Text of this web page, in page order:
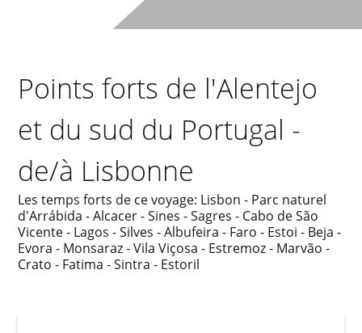
Points forts de l'Alentejo
et du sud du Portugal -
de/à Lisbonne
Les temps forts de ce voyage: Lisbon - Parc naturel
d'Arrábida - Alcacer - Sines - Sagres - Cabo de São
Vicente - Lagos - Silves - Albufeira - Faro - Estoi - Beja -
Evora - Monsaraz - Vila Viçosa - Estremoz - Marvão -
Crato - Fatima - Sintra - Estoril